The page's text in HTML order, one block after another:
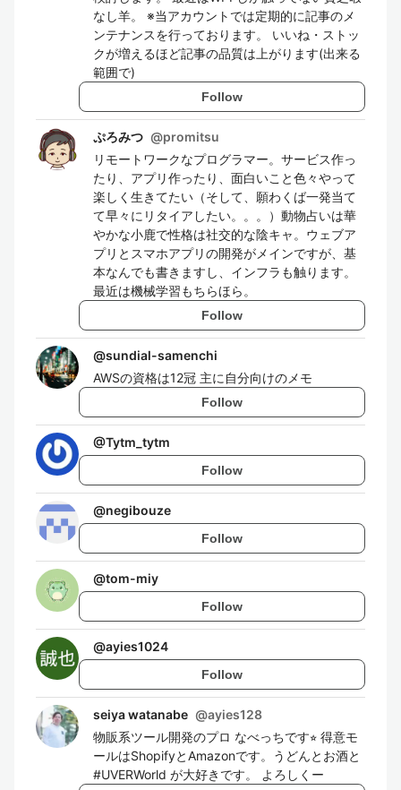
なし羊。 ※当アカウントでは定期的に記事のメ
ンテナンスを行っております。 いいね・ストッ
クが増えるほど記事の品質は上がります(出来る
範囲で)
Follow
ぷろみつ @promitsu
リモートワークなプログラマー。サービス作っ
たり、アプリ作ったり、面白いこと色々やって
楽しく生きてたい（そして、願わくば一発当て
て早々にリタイアしたい。。。）動物占いは華
やかな小鹿で性格は社交的な陰キャ。ウェブア
プリとスマホアプリの開発がメインですが、基
本なんでも書きますし、インフラも触ります。
最近は機械学習もちらほら。
Follow
@sundial-samenchi
AWSの資格は12冠 主に自分向けのメモ
Follow
@Tytm_tytm
Follow
@negibouze
Follow
@tom-miy
Follow
@ayies1024
Follow
seiya watanabe @ayies128
物販系ツール開発のプロ なべっちです⭐︎ 得意モ
ールはShopifyとAmazonです。うどんとお酒と
#UVERWorld が大好きです。 よろしくー